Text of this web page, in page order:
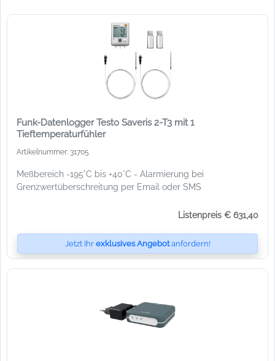
Funk-Datenlogger Testo Saveris 2-T3 mit 1
Tieftemperaturfühler
Artikelnummer: 31705
Meßbereich -195°C bis +40°C - Alarmierung bei
Grenzwertüberschreitung per Email oder SMS
Listenpreis € 631,40
Jetzt Ihr exklusives Angebotanfordern!